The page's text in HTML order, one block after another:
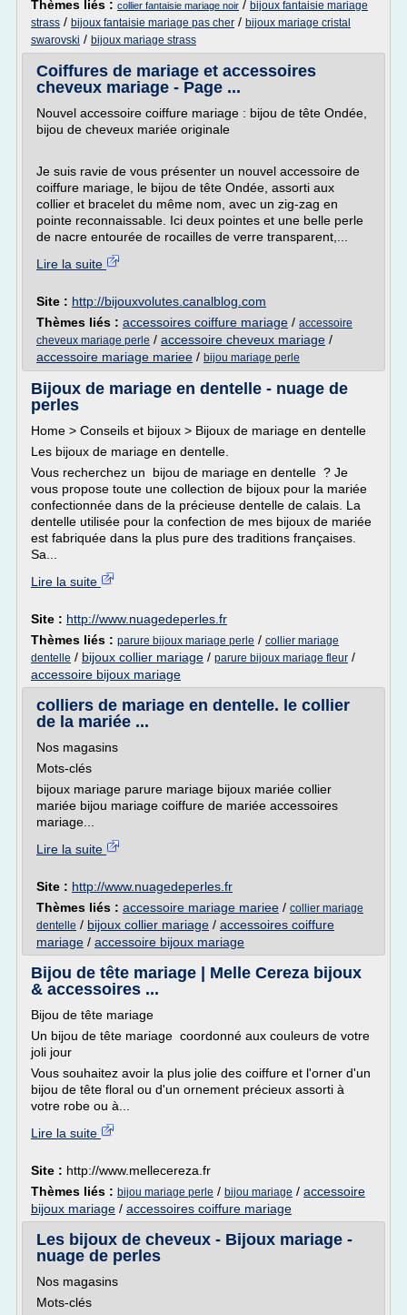
Thèmes liés : collier fantaisie mariage noir / bijoux fantaisie mariage
strass / bijoux fantaisie mariage pas cher / bijoux mariage cristal
swarovski / bijoux mariage strass
Coiffures de mariage et accessoires
cheveux mariage - Page ...
Nouvel accessoire coiffure mariage : bijou de tête Ondée,
bijou de cheveux mariée originale
Je suis ravie de vous présenter un nouvel accessoire de
coiffure mariage, le bijou de tête Ondée, assorti aux
collier et bracelet du même nom, avec un zig-zag en
pointe reconnaissable. Ici deux pointes et une belle perle
de nacre entourée de rocailles de verre transparent,...
Lire la suite
Site : http://bijouxvolutes.canalblog.com
Thèmes liés : accessoires coiffure mariage / accessoire
cheveux mariage perle / accessoire cheveux mariage /
accessoire mariage mariee / bijou mariage perle
Bijoux de mariage en dentelle - nuage de
perles
Home > Conseils et bijoux > Bijoux de mariage en dentelle
Les bijoux de mariage en dentelle.
Vous recherchez un bijou de mariage en dentelle ? Je
vous propose toute une collection de bijoux pour la mariée
confectionnée dans de la précieuse dentelle de calais. La
dentelle utilisée pour la confection de mes bijoux de mariée
est fabriquée dans la plus pure des traditions françaises.
Sa...
Lire la suite
Site : http://www.nuagedeperles.fr
Thèmes liés : parure bijoux mariage perle / collier mariage
dentelle / bijoux collier mariage / parure bijoux mariage fleur /
accessoire bijoux mariage
colliers de mariage en dentelle. le collier
de la mariée ...
Nos magasins
Mots-clés
bijoux mariage parure mariage bijoux mariée collier
mariée bijou mariage coiffure de mariée accessoires
mariage...
Lire la suite
Site : http://www.nuagedeperles.fr
Thèmes liés : accessoire mariage mariee / collier mariage
dentelle / bijoux collier mariage / accessoires coiffure
mariage / accessoire bijoux mariage
Bijou de tête mariage | Melle Cereza bijoux
& accessoires ...
Bijou de tête mariage
Un bijou de tête mariage coordonné aux couleurs de votre
joli jour
Vous souhaitez avoir la plus jolie des coiffure et l'orner d'un
bijou de tête floral ou d'un ornement précieux assorti à
votre robe ou à...
Lire la suite
Site : http://www.mellecereza.fr
Thèmes liés : bijou mariage perle / bijou mariage / accessoire
bijoux mariage / accessoires coiffure mariage
Les bijoux de cheveux - Bijoux mariage -
nuage de perles
Nos magasins
Mots-clés